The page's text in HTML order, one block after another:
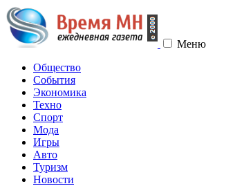
Меню
Общество
События
Экономика
Техно
Спорт
Мода
Игры
Авто
Туризм
Новости